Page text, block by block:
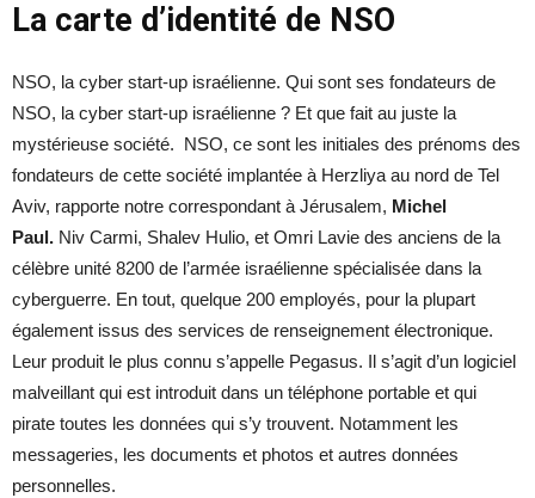
La carte d’identité de NSO
NSO, la cyber start-up israélienne. Qui sont ses fondateurs de
NSO, la cyber start-up israélienne ? Et que fait au juste la
mystérieuse société. NSO, ce sont les initiales des prénoms des
fondateurs de cette société implantée à Herzliya au nord de Tel
Aviv, rapporte notre correspondant à Jérusalem, Michel
Paul. Niv Carmi, Shalev Hulio, et Omri Lavie des anciens de la
célèbre unité 8200 de l’armée israélienne spécialisée dans la
cyberguerre. En tout, quelque 200 employés, pour la plupart
également issus des services de renseignement électronique.
Leur produit le plus connu s’appelle Pegasus. Il s’agit d’un logiciel
malveillant qui est introduit dans un téléphone portable et qui
pirate toutes les données qui s’y trouvent. Notamment les
messageries, les documents et photos et autres données
personnelles.